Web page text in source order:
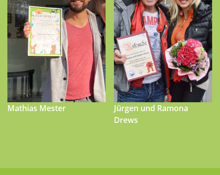
Mathias Mester
Jürgen und Ramona
Drews